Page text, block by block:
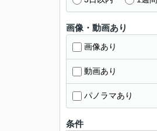
画像・動画あり
画像あり
動画あり
パノラマあり
条件